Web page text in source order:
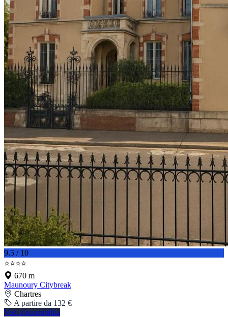
9.5 / 10
⭐⭐⭐⭐
670 m
Maunoury Citybreak
Chartres
A partire da 132 €
Vedi disponibilità